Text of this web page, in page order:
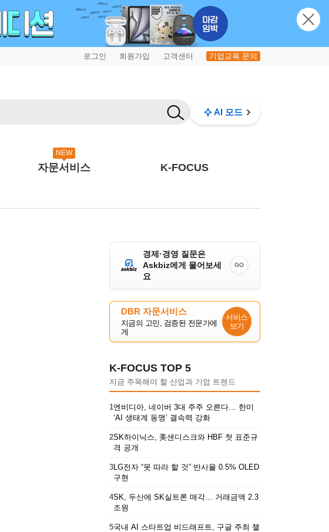
로그인 회원가입 고객센터 기업교육 문의
AI 모드
NEW
자문서비스 K-FOCUS
경제·경영 질문은
Askbiz에게 물어보세
요
GO
DBR 자문서비스
지금의 고민, 검증된 전문가에
게
서비스
보기
K-FOCUS TOP 5
지금 주목해야 할 산업과 기업 트렌드
1엔비디아, 네이버 3대 주주 오른다… 한미
‘AI 생태계 동맹’ 결속력 강화
2SK하이닉스, 美샌디스크와 HBF 첫 표준규
격 공개
3LG전자 “못 따라 할 것” 반사율 0.5% OLED
구현
4SK, 두산에 SK실트론 매각… 거래금액 2.3
조원
5국내 AI 스타트업 비드래프트, 구글 주최 챌